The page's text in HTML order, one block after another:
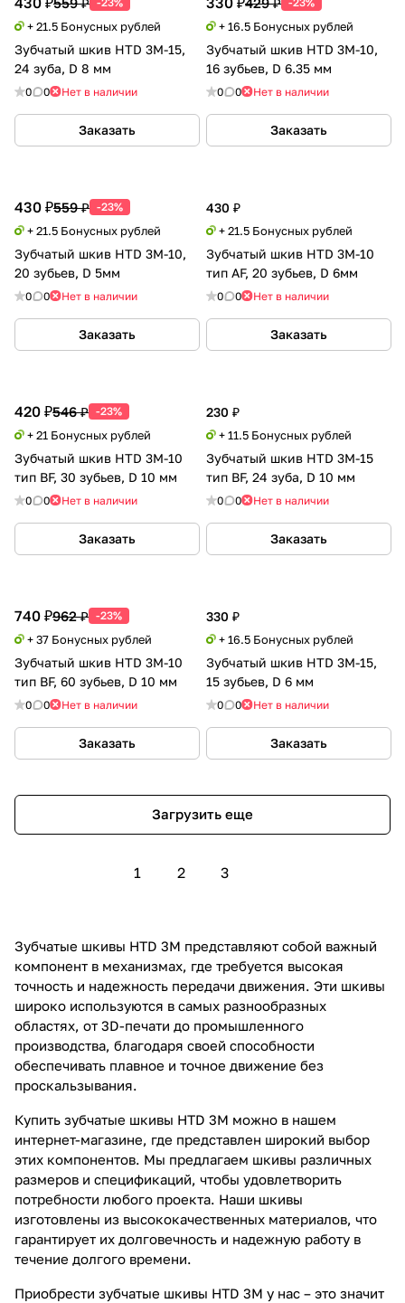
+ 21.5 Бонусных рублей
Зубчатый шкив HTD 3M-15,
24 зуба, D 8 мм
0 0 Нет в наличии
Заказать
+ 16.5 Бонусных рублей
Зубчатый шкив HTD 3M-10,
16 зубьев, D 6.35 мм
0 0 Нет в наличии
Заказать
430 ₽559 ₽ -23%
+ 21.5 Бонусных рублей
Зубчатый шкив HTD 3M-10,
20 зубьев, D 5мм
0 0 Нет в наличии
Заказать
430 ₽
+ 21.5 Бонусных рублей
Зубчатый шкив HTD 3M-10
тип AF, 20 зубьев, D 6мм
0 0 Нет в наличии
Заказать
420 ₽546 ₽ -23%
+ 21 Бонусных рублей
Зубчатый шкив HTD 3M-10
тип BF, 30 зубьев, D 10 мм
0 0 Нет в наличии
Заказать
230 ₽
+ 11.5 Бонусных рублей
Зубчатый шкив HTD 3M-15
тип BF, 24 зуба, D 10 мм
0 0 Нет в наличии
Заказать
740 ₽962 ₽ -23%
+ 37 Бонусных рублей
Зубчатый шкив HTD 3M-10
тип BF, 60 зубьев, D 10 мм
0 0 Нет в наличии
Заказать
330 ₽
+ 16.5 Бонусных рублей
Зубчатый шкив HTD 3M-15,
15 зубьев, D 6 мм
0 0 Нет в наличии
Заказать
Загрузить еще
1 2 3
Зубчатые шкивы HTD 3M представляют собой важный
компонент в механизмах, где требуется высокая
точность и надежность передачи движения. Эти шкивы
широко используются в самых разнообразных
областях, от 3D-печати до промышленного
производства, благодаря своей способности
обеспечивать плавное и точное движение без
проскальзывания.
Купить зубчатые шкивы HTD 3M можно в нашем
интернет-магазине, где представлен широкий выбор
этих компонентов. Мы предлагаем шкивы различных
размеров и спецификаций, чтобы удовлетворить
потребности любого проекта. Наши шкивы
изготовлены из высококачественных материалов, что
гарантирует их долговечность и надежную работу в
течение долгого времени.
Приобрести зубчатые шкивы HTD 3M у нас – это значит